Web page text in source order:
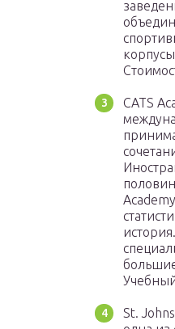
CATS
St.